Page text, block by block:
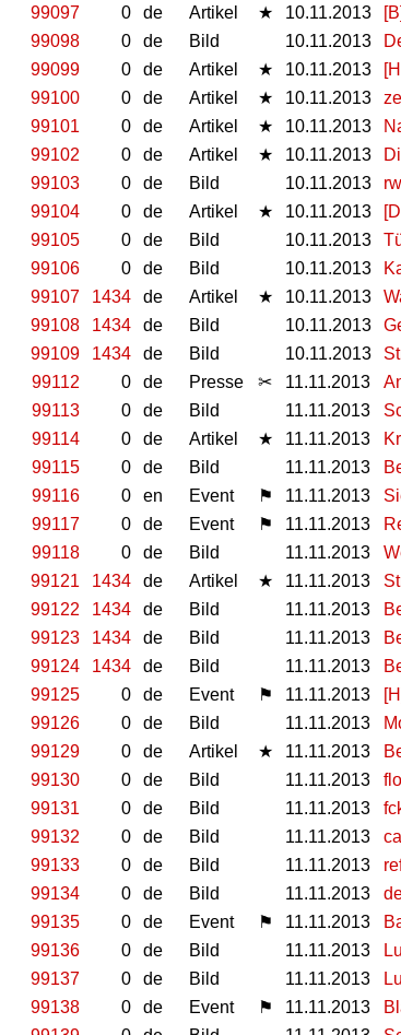
99097
0 de Artikel ★ 10.11.2013
99098
0 de Bild 10.11.2013
99099
0 de Artikel ★ 10.11.2013
99100
0 de Artikel ★ 10.11.2013
99101
0 de Artikel ★ 10.11.2013
99102
0 de Artikel ★ 10.11.2013
99103
0 de Bild 10.11.2013
99104
0 de Artikel ★ 10.11.2013
99105
0 de Bild 10.11.2013
99106
0 de Bild 10.11.2013
99107
1434 de Artikel ★ 10.11.2013
99108
1434 de Bild 10.11.2013
99109
1434 de Bild 10.11.2013
99112
0 de Presse ✂ 11.11.2013
99113
0 de Bild 11.11.2013
99114
0 de Artikel ★ 11.11.2013
99115
0 de Bild 11.11.2013
99116
0 en Event ⚑ 11.11.2013
99117
0 de Event ⚑ 11.11.2013
99118
0 de Bild 11.11.2013
99121
1434 de Artikel ★ 11.11.2013
99122
1434 de Bild 11.11.2013
99123
1434 de Bild 11.11.2013
99124
1434 de Bild 11.11.2013
99125
0 de Event ⚑ 11.11.2013
99126
0 de Bild 11.11.2013
99129
0 de Artikel ★ 11.11.2013
99130
0 de Bild 11.11.2013
99131
0 de Bild 11.11.2013
99132
0 de Bild 11.11.2013
99133
0 de Bild 11.11.2013
99134
0 de Bild 11.11.2013
99135
0 de Event ⚑ 11.11.2013
99136
0 de Bild 11.11.2013
99137
0 de Bild 11.11.2013
99138
0 de Event ⚑ 11.11.2013